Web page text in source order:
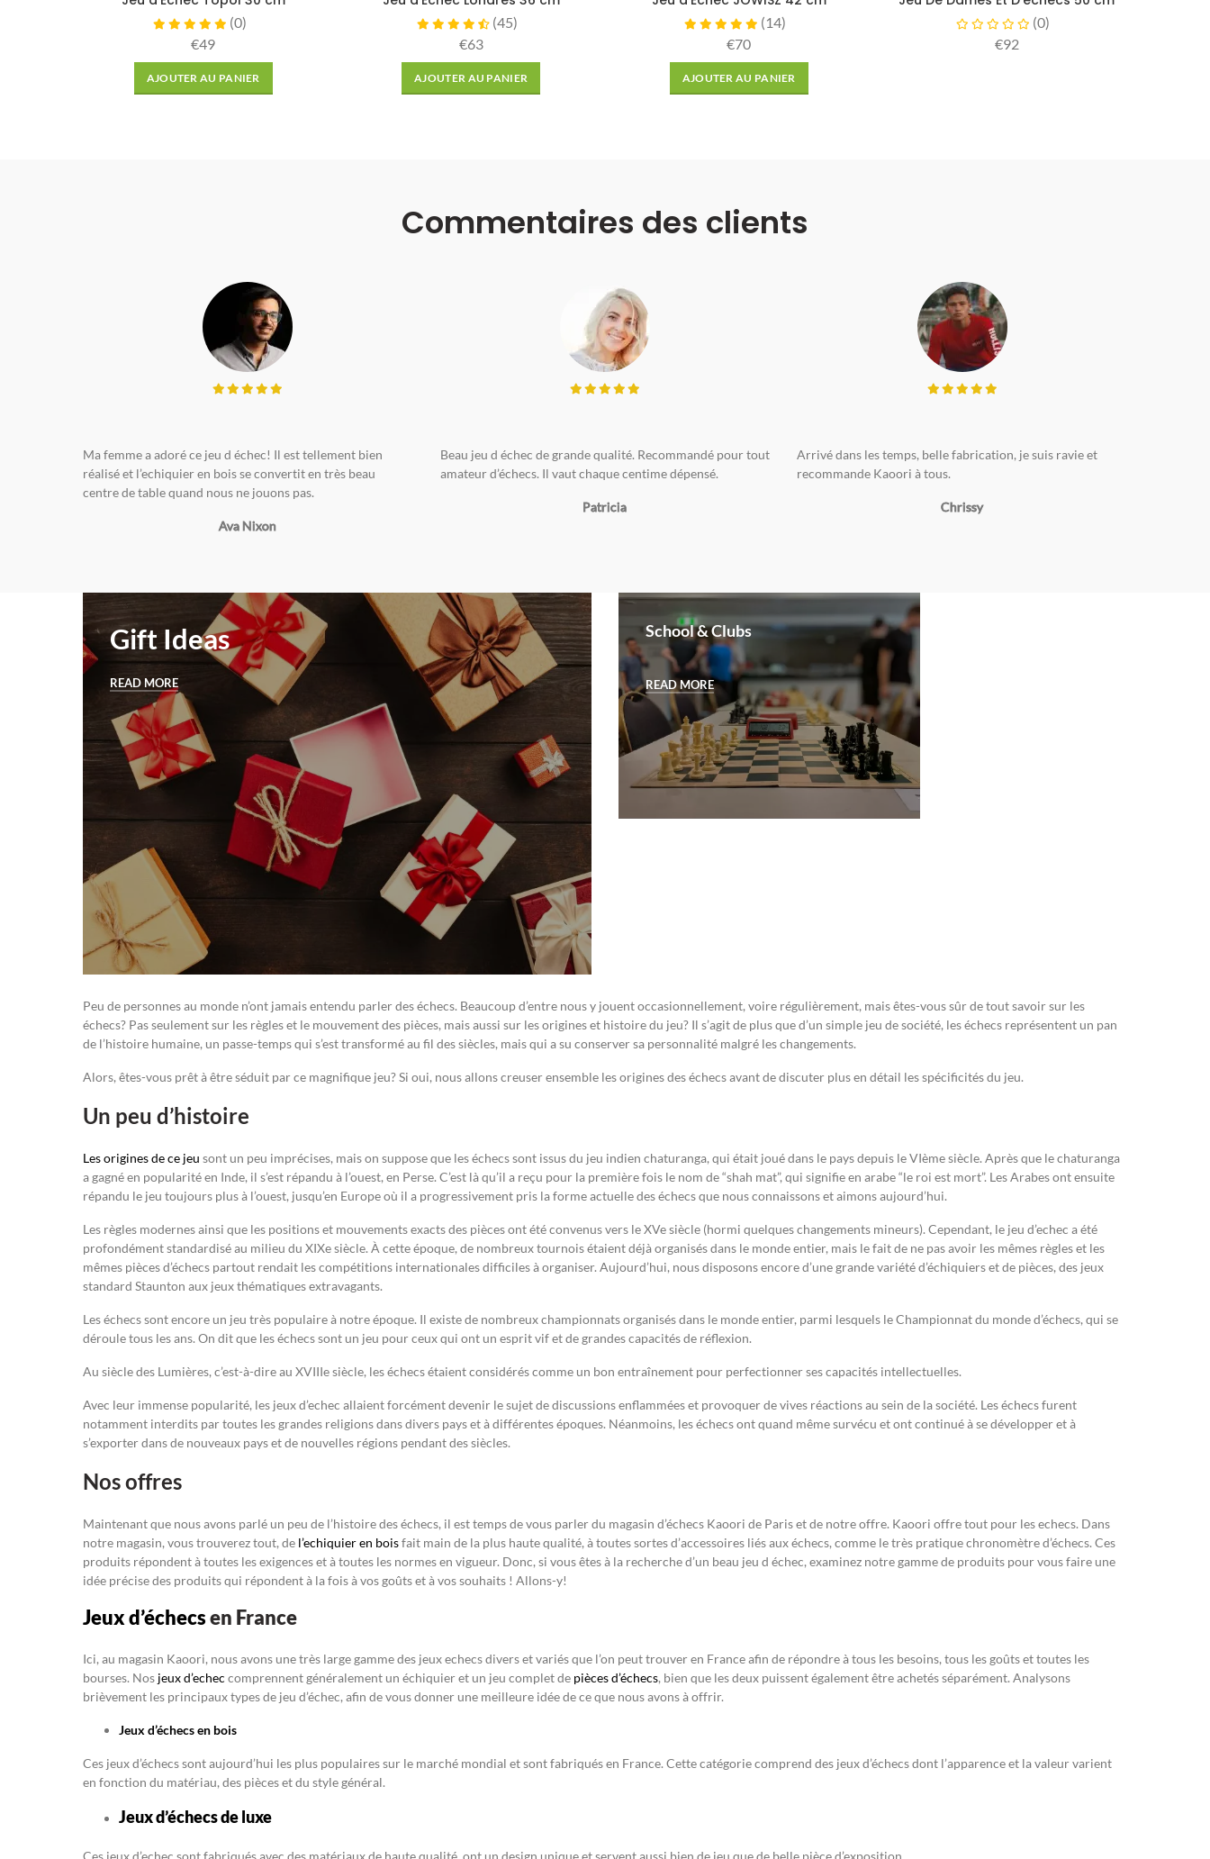
(0)
€49
AJOUTER AU PANIER
(45)
€63
AJOUTER AU PANIER
(14)
€70
AJOUTER AU PANIER
(0)
€92
Commentaires des clients
Ma femme a adoré ce jeu d échec! Il est tellement bien
réalisé et l’echiquier en bois se convertit en très beau
centre de table quand nous ne jouons pas.
Ava Nixon
Beau jeu d échec de grande qualité. Recommandé pour tout
amateur d’échecs. Il vaut chaque centime dépensé.
Patricia
Arrivé dans les temps, belle fabrication, je suis ravie et
recommande Kaoori à tous.
Chrissy
Gift Ideas
READ MORE
School & Clubs
READ MORE
Peu de personnes au monde n’ont jamais entendu parler des échecs. Beaucoup d’entre nous y jouent occasionnellement, voire régulièrement, mais êtes-vous sûr de tout savoir sur les
échecs? Pas seulement sur les règles et le mouvement des pièces, mais aussi sur les origines et histoire du jeu? Il s’agit de plus que d’un simple jeu de société, les échecs représentent un pan
de l’histoire humaine, un passe-temps qui s’est transformé au fil des siècles, mais qui a su conserver sa personnalité malgré les changements.
Alors, êtes-vous prêt à être séduit par ce magnifique jeu? Si oui, nous allons creuser ensemble les origines des échecs avant de discuter plus en détail les spécificités du jeu.
Un peu d’histoire
Les origines de ce jeu sont un peu imprécises, mais on suppose que les échecs sont issus du jeu indien chaturanga, qui était joué dans le pays depuis le VIème siècle. Après que le chaturanga
a gagné en popularité en Inde, il s’est répandu à l’ouest, en Perse. C’est là qu’il a reçu pour la première fois le nom de “shah mat”, qui signifie en arabe “le roi est mort”. Les Arabes ont ensuite
répandu le jeu toujours plus à l’ouest, jusqu’en Europe où il a progressivement pris la forme actuelle des échecs que nous connaissons et aimons aujourd’hui.
Les règles modernes ainsi que les positions et mouvements exacts des pièces ont été convenus vers le XVe siècle (hormi quelques changements mineurs). Cependant, le jeu d’echec a été
profondément standardisé au milieu du XIXe siècle. À cette époque, de nombreux tournois étaient déjà organisés dans le monde entier, mais le fait de ne pas avoir les mêmes règles et les
mêmes pièces d’échecs partout rendait les compétitions internationales difficiles à organiser. Aujourd’hui, nous disposons encore d’une grande variété d’échiquiers et de pièces, des jeux
standard Staunton aux jeux thématiques extravagants.
Les échecs sont encore un jeu très populaire à notre époque. Il existe de nombreux championnats organisés dans le monde entier, parmi lesquels le Championnat du monde d’échecs, qui se
déroule tous les ans. On dit que les échecs sont un jeu pour ceux qui ont un esprit vif et de grandes capacités de réflexion.
Au siècle des Lumières, c’est-à-dire au XVIIIe siècle, les échecs étaient considérés comme un bon entraînement pour perfectionner ses capacités intellectuelles.
Avec leur immense popularité, les jeux d’echec allaient forcément devenir le sujet de discussions enflammées et provoquer de vives réactions au sein de la société. Les échecs furent
notamment interdits par toutes les grandes religions dans divers pays et à différentes époques. Néanmoins, les échecs ont quand même survécu et ont continué à se développer et à
s’exporter dans de nouveaux pays et de nouvelles régions pendant des siècles.
Nos offres
Maintenant que nous avons parlé un peu de l’histoire des échecs, il est temps de vous parler du magasin d’échecs Kaoori de Paris et de notre offre. Kaoori offre tout pour les echecs. Dans
notre magasin, vous trouverez tout, de l’echiquier en boisfait main de la plus haute qualité, à toutes sortes d’accessoires liés aux échecs, comme le très pratique chronomètre d’échecs. Ces
produits répondent à toutes les exigences et à toutes les normes en vigueur. Donc, si vous êtes à la recherche d’un beau jeu d échec, examinez notre gamme de produits pour vous faire une
idée précise des produits qui répondent à la fois à vos goûts et à vos souhaits ! Allons-y!
Jeux d’échecsen France
Ici, au magasin Kaoori, nous avons une très large gamme des jeux echecs divers et variés que l’on peut trouver en France afin de répondre à tous les besoins, tous les goûts et toutes les
bourses. Nos jeux d’echec comprennent généralement un échiquier et un jeu complet de pièces d’échecs, bien que les deux puissent également être achetés séparément. Analysons
brièvement les principaux types de jeu d’échec, afin de vous donner une meilleure idée de ce que nous avons à offrir.
Jeux d’échecs en bois
Ces jeux d’échecs sont aujourd’hui les plus populaires sur le marché mondial et sont fabriqués en France. Cette catégorie comprend des jeux d’échecs dont l’apparence et la valeur varient
en fonction du matériau, des pièces et du style général.
Jeux d’échecs de luxe